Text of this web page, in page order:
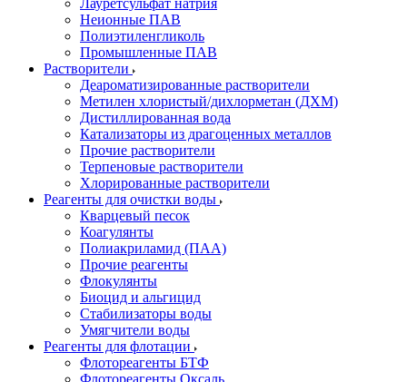
Лауретсульфат натрия
Неионные ПАВ
Полиэтиленгликоль
Промышленные ПАВ
Растворители
Деароматизированные растворители
Метилен хлористый/дихлорметан (ДХМ)
Дистиллированная вода
Катализаторы из драгоценных металлов
Прочие растворители
Терпеновые растворители
Хлорированные растворители
Реагенты для очистки воды
Кварцевый песок
Коагулянты
Полиакриламид (ПАА)
Прочие реагенты
Флокулянты
Биоцид и альгицид
Стабилизаторы воды
Умягчители воды
Реагенты для флотации
Флотореагенты БТФ
Флотореагенты Оксаль